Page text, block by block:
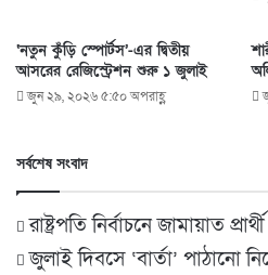
‘নতুন কুঁড়ি স্পোর্টস’-এর দ্বিতীয়
আসরের রেজিস্ট্রেশন শুরু ১ জুলাই
জুন ২৯, ২০২৬ ৫:৫০ অপরাহ্ণ
সর্বশেষ সংবাদ
রাষ্ট্রপতি নির্বাচনে জামায়াত
জুলাই দিবসে ‘বার্তা’ পাঠানো